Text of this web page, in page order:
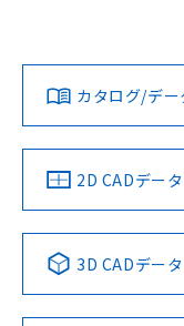
タイムチャート
上、n: 100mm以上
検出領域
ダウンロードデータ
みください。
ソフトウェアの使用条
対応済み
中国 RoHS 注意
Pb
LR型式承認
（イギリス
船舶規格）
No
その他の認
カタログ/デ
2D CADデータ
3D CADデータ